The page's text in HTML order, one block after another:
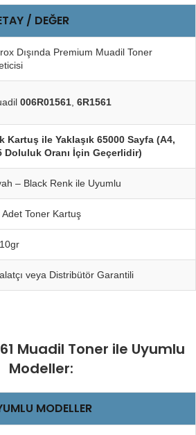
/ DEĞER
Dışında Premium Muadil Toner
006R01561 6R1561
Kartuş ile Yaklaşık 65000 Sayfa (A4,
Doluluk Oranı İçin Geçerlidir)
– Black Renk ile Uyumlu
Adet Toner Kartuş
veya Distribütör Garantili
Muadil Toner ile Uyumlu
Modeller:
MODELLER